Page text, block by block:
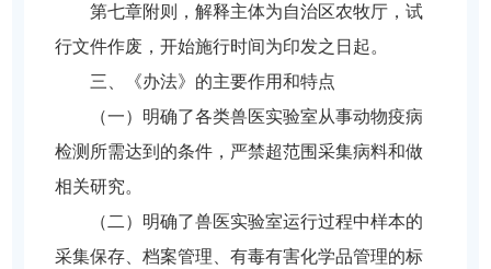
第七章附则，解释主体为自治区农牧厅，试
行文件作废，开始施行时间为印发之日起。
三、《办法》的主要作用和特点
（一）明确了各类兽医实验室从事动物疫病
检测所需达到的条件，严禁超范围采集病料和做
相关研究。
（二）明确了兽医实验室运行过程中样本的
采集保存、档案管理、有毒有害化学品管理的标